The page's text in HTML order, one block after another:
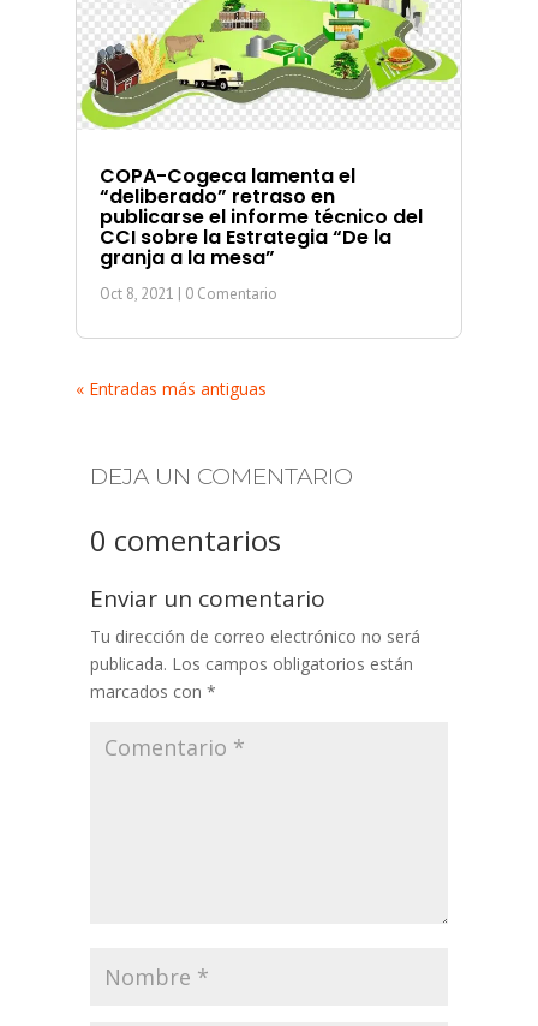
COPA-Cogeca lamenta el
“deliberado” retraso en
publicarse el informe técnico del
CCI sobre la Estrategia “De la
granja a la mesa”
Oct 8, 2021 | 0 Comentario
« Entradas más antiguas
DEJA UN COMENTARIO
0 comentarios
Enviar un comentario
Tu dirección de correo electrónico no será
publicada. Los campos obligatorios están
marcados con *